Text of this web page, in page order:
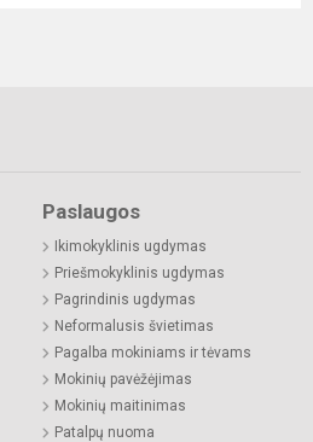
Paslaugos
Ikimokyklinis ugdymas
Priešmokyklinis ugdymas
Pagrindinis ugdymas
Neformalusis švietimas
Pagalba mokiniams ir tėvams
Mokinių pavėžėjimas
Mokinių maitinimas
Patalpų nuoma